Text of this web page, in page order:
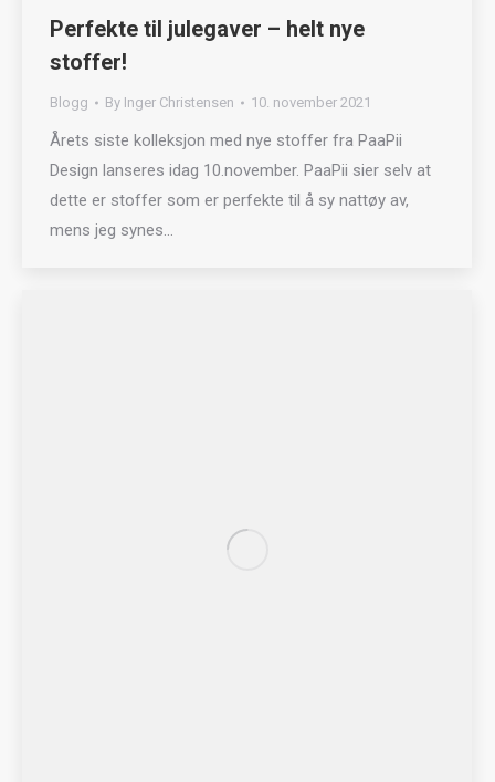
Perfekte til julegaver – helt nye
stoffer!
Blogg By Inger Christensen 10. november 2021
Årets siste kolleksjon med nye stoffer fra PaaPii
Design lanseres idag 10.november. PaaPii sier selv at
dette er stoffer som er perfekte til å sy nattøy av,
mens jeg synes…